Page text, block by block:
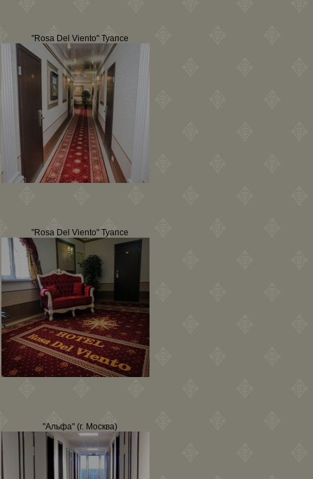
"Rosa Del Viento" Туапсе
"Rosa Del Viento" Туапсе
"Альфа" (г. Москва)